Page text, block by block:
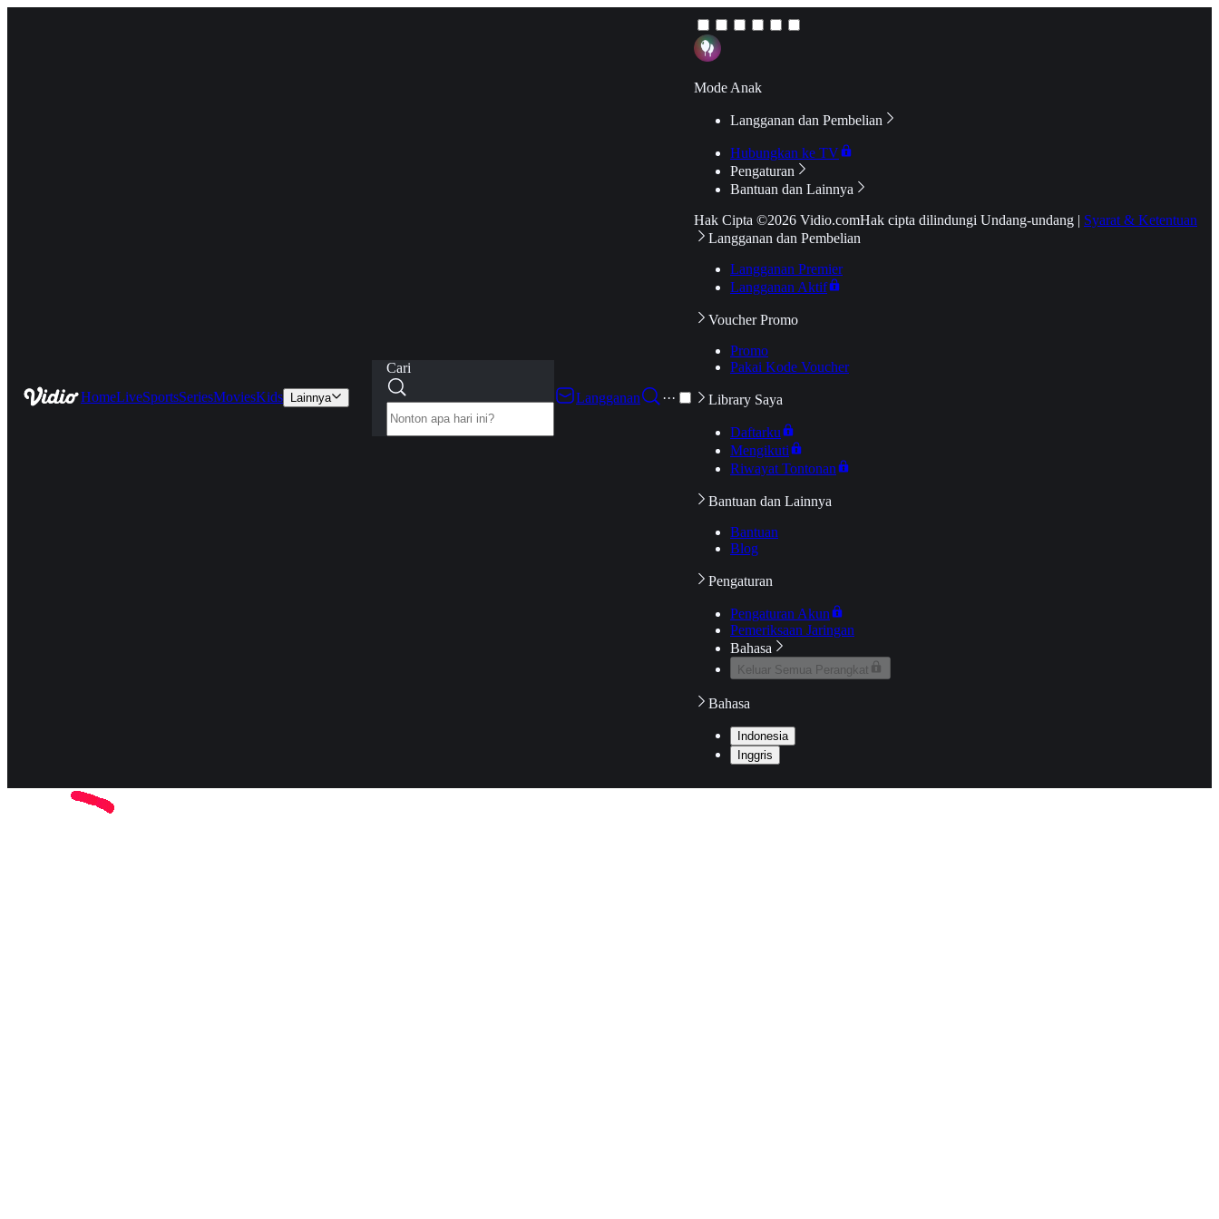
HomeLiveSportsSeriesMoviesKids Lainnya
Cari
Langganan
···
Mode Anak
Langganan dan Pembelian
Hubungkan ke TV
Pengaturan
Bantuan dan Lainnya
Hak Cipta ©2026 Vidio.comHak cipta dilindungi Undang-undang | Syarat & Ketentuan
Langganan dan Pembelian
Langganan Premier
Langganan Aktif
Voucher Promo
Promo
Pakai Kode Voucher
Library Saya
Daftarku
Mengikuti
Riwayat Tontonan
Bantuan dan Lainnya
Bantuan
Blog
Pengaturan
Pengaturan Akun
Pemeriksaan Jaringan
Bahasa
Keluar Semua Perangkat
Bahasa
Indonesia
Inggris